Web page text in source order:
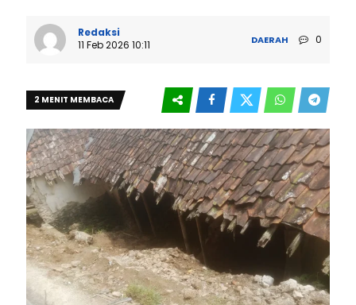
Redaksi
11 Feb 2026 10:11
DAERAH 0
2 MENIT MEMBACA